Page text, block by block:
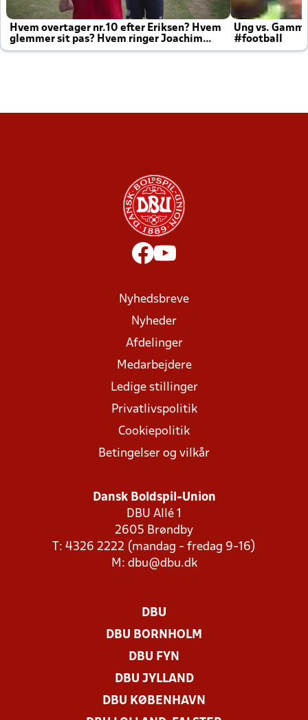
Hvem overtager nr.10 efter Eriksen? Hvem
glemmer sit pas? Hvem ringer Joachim
altid til efter kampe?
Ung vs.
#football
Nyhedsbreve
Nyheder
Afdelinger
Medarbejdere
Ledige stillinger
Privatlivspolitik
Cookiepolitik
Betingelser og vilkår
Dansk Boldspil-Union
DBU Allé 1
2605 Brøndby
T: 4326 2222 (mandag - fredag 9-16)
M: dbu@dbu.dk
DBU
DBU BORNHOLM
DBU FYN
DBU JYLLAND
DBU KØBENHAVN